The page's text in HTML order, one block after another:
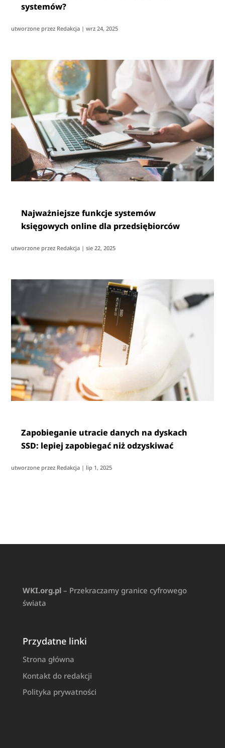
systemów?
utworzone przez Redakcja |wrz 24, 2025
Najważniejsze funkcje systemów
księgowych online dla przedsiębiorców
utworzone przez Redakcja |sie 22, 2025
Zapobieganie utracie danych na dyskach
SSD: lepiej zapobiegać niż odzyskiwać
utworzone przez Redakcja | lip 1, 2025
WKI.org.pl– Przekraczamy granice cyfrowego
świata
Przydatne linki
Strona główna
Kontakt do redakcji
Polityka prywatności